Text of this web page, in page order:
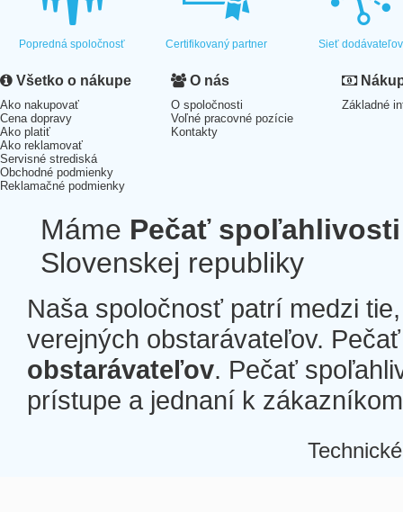
Popredná spoločnosť Certifikovaný partner Sieť dodávateľov
Všetko o nákupe
Ako nakupovať
Cena dopravy
Ako platiť
Ako reklamovať
Servisné strediská
Obchodné podmienky
Reklamačné podmienky
O nás
O spoločnosti
Voľné pracovné pozície
Kontakty
Základné
Máme Pečať spoľahlivosti
Slovenskej republiky
Naša spoločnosť patrí medzi
verejných obstarávateľov.
obstarávateľov. Pečať
prístupe a jednaní k